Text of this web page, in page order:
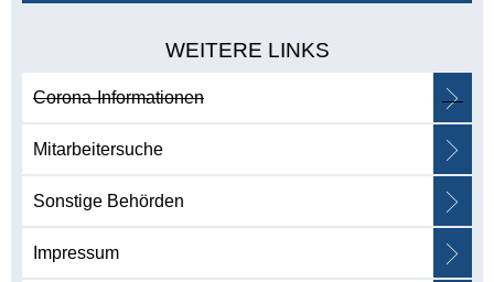
WEITERE LINKS
Corona-Informationen
Mitarbeitersuche
Sonstige Behörden
Impressum